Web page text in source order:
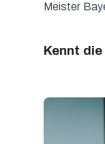
Meister
Kennt